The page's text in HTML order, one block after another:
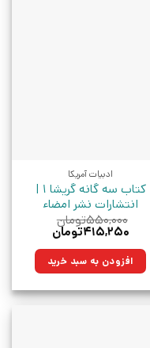
ادبیات آمریکا
کتاب سه گانه گریشا 1 |
انتشارات نشر امضاء
۵۵۰,۰۰۰تومان
قیمت
۵۵۰,۰۰۰تومان
بود.
۴۱۵,۲۵۰تومان
۴۱۵,۲۵۰تومان.افزودن به سبد خرید